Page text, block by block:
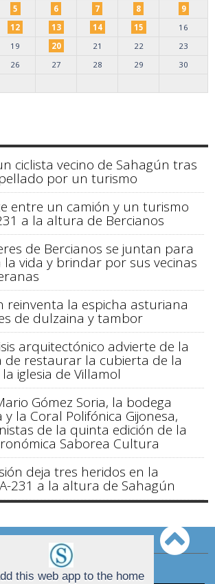
5 6 7 8
9
12 13 14 15
16
19 20 21 22
23
26 27 28 29
30
ciclista vecino de Sahagún tras
por un turismo
entre un camión y un turismo
a la altura de Bercianos
de Bercianos se juntan para
vida y brindar por sus vecinas
reinventa la espicha asturiana
de dulzaina y tambor
arquitectónico advierte de la
de restaurar la cubierta de la
iglesia de Villamol
Gómez Soria, la bodega
y la Coral Polifónica Gijonesa,
de la quinta edición de la
Saborea Cultura
deja tres heridos en la
231 a la altura de Sahagún
Digital:
TÉRMINOS DE USO
this web app to the home